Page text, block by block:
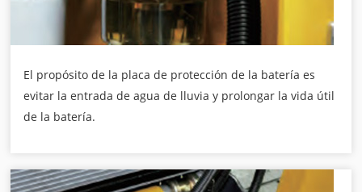
El propósito de la placa de protección de la batería es
evitar la entrada de agua de lluvia y prolongar la vida útil
de la batería.